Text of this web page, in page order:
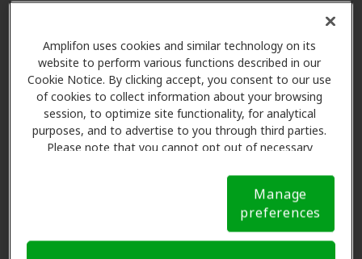
Amplifon uses cookies and similar technology on its
website to perform various functions described in our
Cookie Notice. By clicking accept, you consent to our use
of cookies to collect information about your browsing
session, to optimize site functionality, for analytical
purposes, and to advertise to you through third parties.
Please note that you cannot opt out of necessary
Notice (link here below). If you are using an opt-out
preference signal, we will honor that signal. Cookie
Manage
preferences
Las Ventajas de los Miembros
de Amplifon en Miracle Ear,
Austin
Amplifon Hearing Health Care se asocia con muchos
planes de beneficios y clínicas como Miracle Ear en
audífonos y atención auditiva. Nuestros promotores le
explican sus beneficios y programan exámenes con
profesionales licenciados para evaluaciones, pruebas